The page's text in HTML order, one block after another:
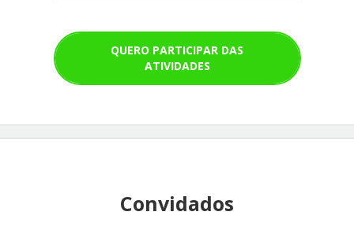
QUERO PARTICIPAR DAS
ATIVIDADES
Convidados